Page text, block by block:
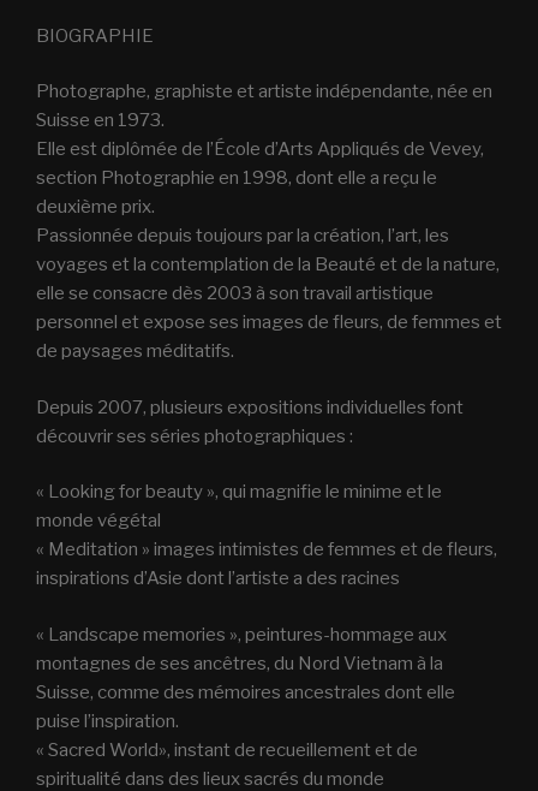
BIOGRAPHIE
Photographe, graphiste et artiste indépendante, née en
Suisse en 1973.
Elle est diplômée de l’École d’Arts Appliqués de Vevey,
section Photographie en 1998, dont elle a reçu le
deuxième prix.
Passionnée depuis toujours par la création, l’art, les
voyages et la contemplation de la Beauté et de la nature,
elle se consacre dès 2003 à son travail artistique
personnel et expose ses images de fleurs, de femmes et
de paysages méditatifs.
Depuis 2007, plusieurs expositions individuelles font
découvrir ses séries photographiques :
« Looking for beauty », qui magnifie le minime et le
monde végétal
« Meditation » images intimistes de femmes et de fleurs,
inspirations d’Asie dont l’artiste a des racines
« Landscape memories », peintures-hommage aux
montagnes de ses ancêtres, du Nord Vietnam à la
Suisse, comme des mémoires ancestrales dont elle
puise l’inspiration.
« Sacred World», instant de recueillement et de
spiritualité dans des lieux sacrés du monde